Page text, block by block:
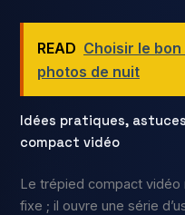
READ Choisir le
photos de nuit
Idées pratiques,
compact vidéo
Le trépied compact vidéo
fixe ; il ouvre une série